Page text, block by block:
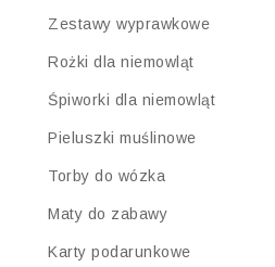
Zestawy wyprawkowe
Rożki dla niemowląt
Śpiworki dla niemowląt
Pieluszki muślinowe
Torby do wózka
Maty do zabawy
Karty podarunkowe